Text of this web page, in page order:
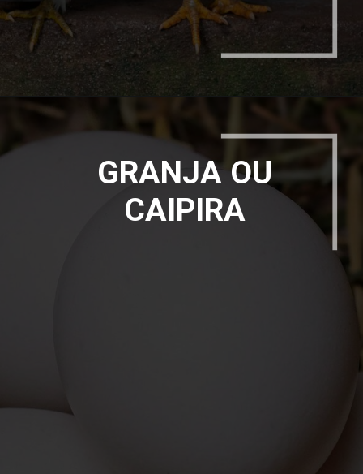
GRANJA OU
CAIPIRA